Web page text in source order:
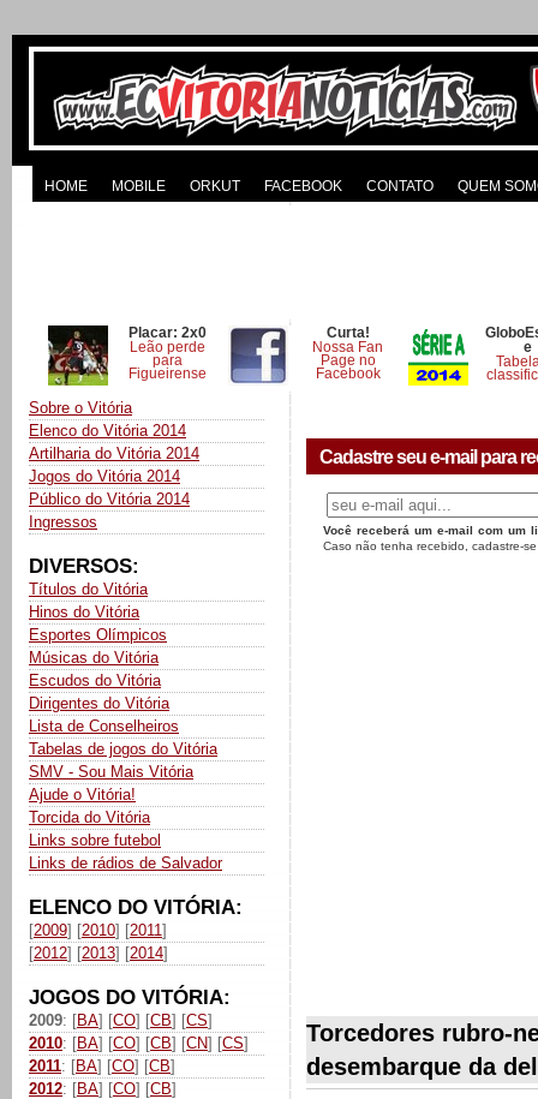
HOME MOBILE ORKUT FACEBOOK CONTATO QUEM
Placar: 2x0
Leão perde
para
Figueirense
Curta!
Nossa Fan
Page no
Facebook
e
Sobre o Vitória
Elenco do Vitória 2014
Artilharia do Vitória 2014
Jogos do Vitória 2014
Público do Vitória 2014
Ingressos
DIVERSOS:
Títulos do Vitória
Hinos do Vitória
Esportes Olímpicos
Músicas do Vitória
Escudos do Vitória
Dirigentes do Vitória
Lista de Conselheiros
Tabelas de jogos do Vitória
SMV - Sou Mais Vitória
Ajude o Vitória!
Torcida do Vitória
Links sobre futebol
Links de rádios de Salvador
ELENCO DO VITÓRIA:
[2009] [2010] [2011]
[2012] [2013] [2014]
JOGOS DO VITÓRIA:
2009: [BA] [CO] [CB] [CS]
2010: [BA] [CO] [CB] [CN] [CS]
2011: [BA] [CO] [CB]
2012: [BA] [CO] [CB]
Cadastre seu e-mail para
Você receberá um e-mail com um
Caso não tenha recebido, cadastre-
Torcedores rubro-
desembarque da